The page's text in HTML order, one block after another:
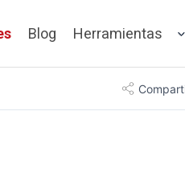
Blog Herramientas